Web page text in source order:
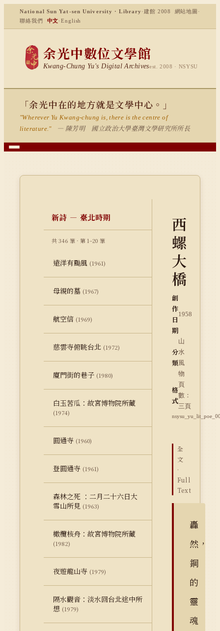
National Sun Yat-sen University · Library ·建館 2008 網站地圖 ·
聯絡我們
中文·English
余光中數位文學館
Kwang-Chung Yu's Digital Archivesest. 2008 · NSYSU
「余光中在的地方就是文學中心。」
"Wherever Yu Kwang-chung is, there is the centre of
literature."
— 陳芳明 國立政治大學臺灣文學研究所所長
新詩 — 臺北時期
共 346 筆 · 第 1–20 筆
遠洋有颱風 (1961)
母親的墓 (1967)
航空信 (1969)
慈雲寺俯眺台北 (1972)
廈門街的巷子 (1980)
白玉苦瓜：故宮博物院所藏
(1974)
圓通寺 (1960)
登圓通寺 (1961)
森林之死 ：二月二十六日大
雪山所見 (1963)
橄欖核舟：故宮博物院所藏
(1982)
夜遊龍山寺 (1979)
隔水觀音：淡水回台北途中所
想 (1979)
西
螺
大
橋
創
作
日
期
1958
分
類
山
水
風
物
格
式
頁
數：
三頁
全
文
·
Full
Text
轟
然，
鋼
的
靈
魂